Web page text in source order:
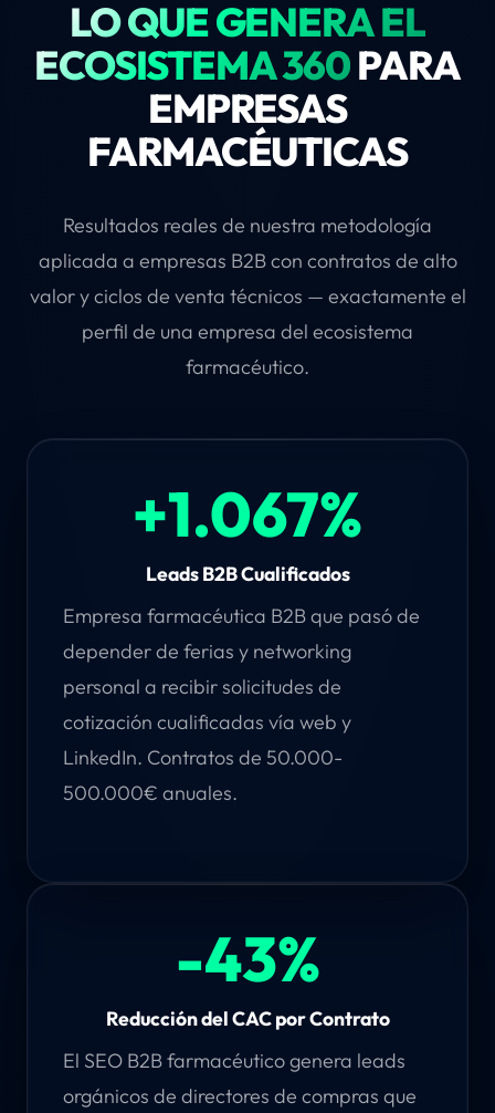
LO QUE GENERA EL
ECOSISTEMA 360PARA
EMPRESAS
FARMACÉUTICAS
Resultados reales de nuestra metodología
aplicada a empresas B2B con contratos de alto
valor y ciclos de venta técnicos — exactamente el
perfil de una empresa del ecosistema
farmacéutico.
+1.067%
Leads B2B Cualificados
Empresa farmacéutica B2B que pasó de
depender de ferias y networking
personal a recibir solicitudes de
cotización cualificadas vía web y
LinkedIn. Contratos de 50.000-
500.000€ anuales.
-43%
Reducción del CAC por Contrato
El SEO B2B farmacéutico genera leads
orgánicos de directores de compras que